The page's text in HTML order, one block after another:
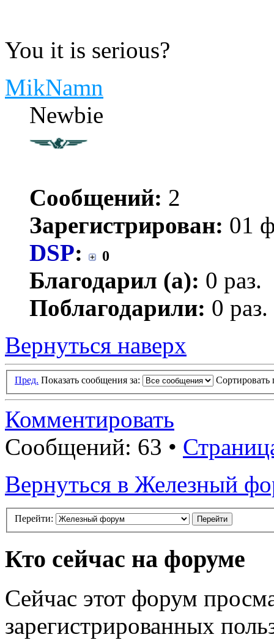
You it is serious?
MikNamn
Newbie
Сообщений: 2
Зарегистрирован: 01
DSP: 0
Благодарил (а): 0 раз.
Поблагодарили: 0 раз.
Вернуться наверх
Пред. Показать сообщения за: Сортировать
Комментировать
Сообщений: 63 •
Вернуться в Железный
Перейти:
Кто сейчас на форуме
Сейчас этот форум
зарегистрированных